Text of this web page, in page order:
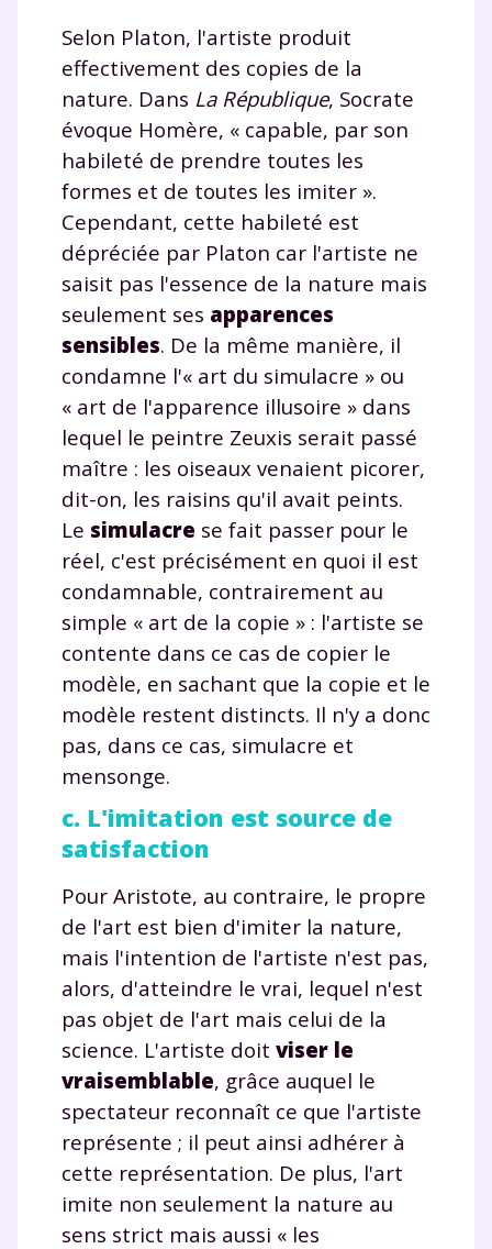
Selon Platon, l'artiste produit
effectivement des copies de la
nature. Dans La République, Socrate
évoque Homère, « capable, par son
habileté de prendre toutes les
formes et de toutes les imiter ».
Cependant, cette habileté est
dépréciée par Platon car l'artiste ne
saisit pas l'essence de la nature mais
seulement ses apparences
sensibles. De la même manière, il
condamne l'« art du simulacre » ou
« art de l'apparence illusoire » dans
lequel le peintre Zeuxis serait passé
maître : les oiseaux venaient picorer,
dit-on, les raisins qu'il avait peints.
Le simulacre se fait passer pour le
réel, c'est précisément en quoi il est
condamnable, contrairement au
simple « art de la copie » : l'artiste se
contente dans ce cas de copier le
modèle, en sachant que la copie et le
modèle restent distincts. Il n'y a donc
pas, dans ce cas, simulacre et
mensonge.
c. L'imitation est source de
satisfaction
Pour Aristote, au contraire, le propre
de l'art est bien d'imiter la nature,
mais l'intention de l'artiste n'est pas,
alors, d'atteindre le vrai, lequel n'est
pas objet de l'art mais celui de la
science. L'artiste doit viser le
vraisemblable, grâce auquel le
spectateur reconnaît ce que l'artiste
représente ; il peut ainsi adhérer à
cette représentation. De plus, l'art
imite non seulement la nature au
sens strict mais aussi « les